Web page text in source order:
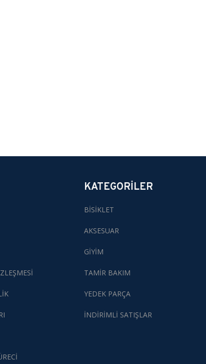
KATEGORİLER
BİSİKLET
AKSESUAR
GİYİM
TAMİR BAKIM
YEDEK PARÇA
İNDİRİMLİ SATIŞLAR